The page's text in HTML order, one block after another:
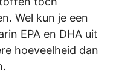
Wel kun je een
EPA en DHA uit
hoeveelheid dan